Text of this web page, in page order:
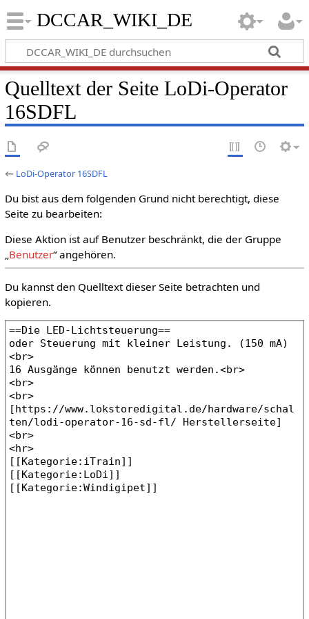
DCCAR_WIKI_DE
Quelltext der Seite LoDi-Operator
16SDFL
← LoDi-Operator 16SDFL
Du bist aus dem folgenden Grund nicht berechtigt, diese
Seite zu bearbeiten:
Diese Aktion ist auf Benutzer beschränkt, die der Gruppe
„Benutzer“ angehören.
Du kannst den Quelltext dieser Seite betrachten und
kopieren.